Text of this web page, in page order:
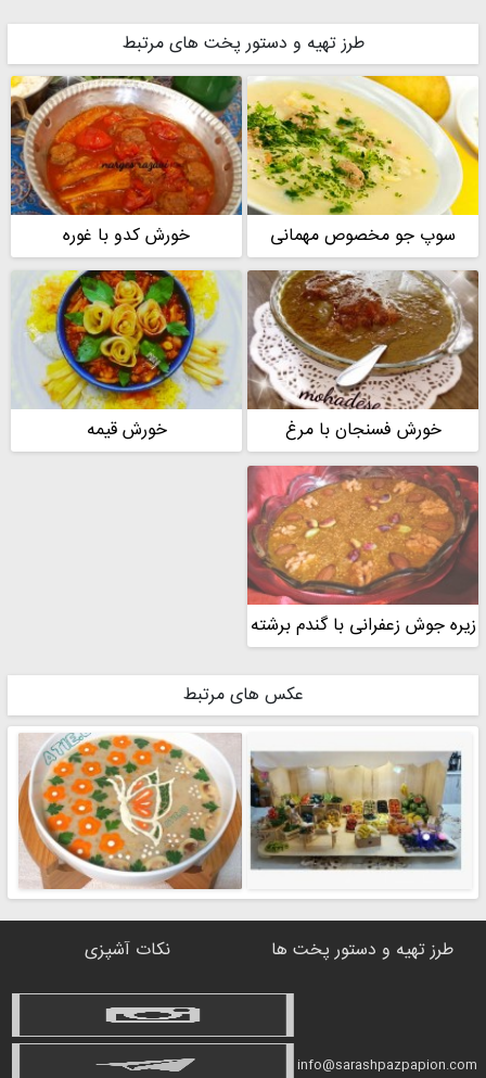
طرز تهیه و دستور پخت های مرتبط
سوپ جو مخصوص مهمانی خورش کدو با غوره
خورش فسنجان با مرغ خورش قیمه
زیره جوش زعفرانی با گندم برشته
عکس های مرتبط
طرز تهیه و دستور پخت ها نکات آشپزی
info@sarashpazpapion.com